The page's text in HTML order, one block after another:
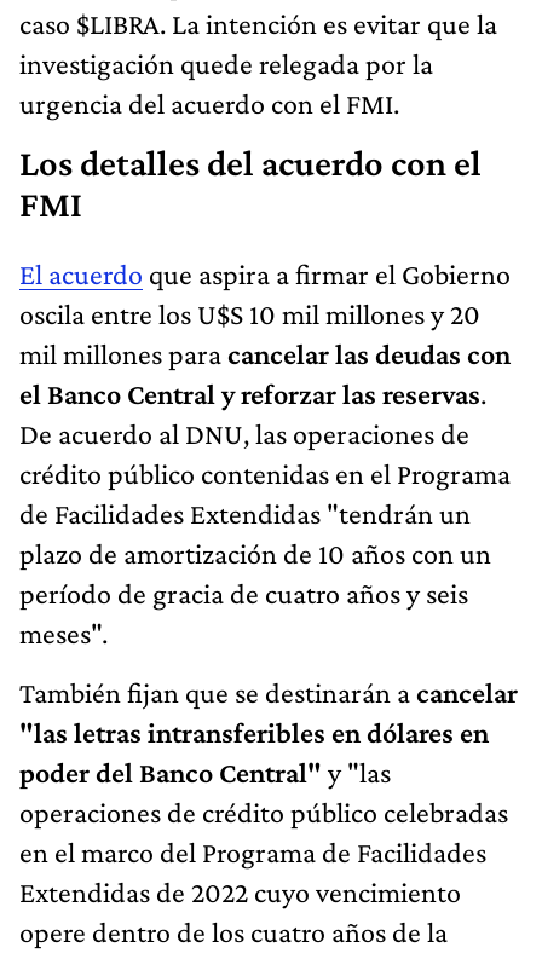
caso $LIBRA. La intención es evitar que la
investigación quede relegada por la
urgencia del acuerdo con el FMI.
Los detalles del acuerdo con el
FMI
El acuerdo que aspira a firmar el Gobierno
oscila entre los U$S 10 mil millones y 20
mil millones paracancelar las deudas con
el Banco Central y reforzar las reservas.
De acuerdo al DNU, las operaciones de
crédito público contenidas en el Programa
de Facilidades Extendidas "tendrán un
plazo de amortización de 10 años con un
período de gracia de cuatro años y seis
meses".
También fijan que se destinarán acancelar
"las letras intransferibles en dólares en
poder del Banco Central" y "las
operaciones de crédito público celebradas
en el marco del Programa de Facilidades
Extendidas de 2022 cuyo vencimiento
opere dentro de los cuatro años de la